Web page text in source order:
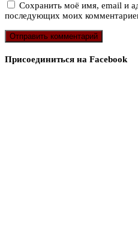
Сохранить моё имя, email и
последующих моих
Присоединиться на Facebook